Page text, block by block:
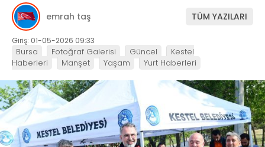
emrah taş TÜM YAZILARI
Giriş: 01-05-2026 09:33
Bursa Fotoğraf Galerisi Güncel
Kestel
Haberleri
Manşet Yaşam Yurt Haberleri